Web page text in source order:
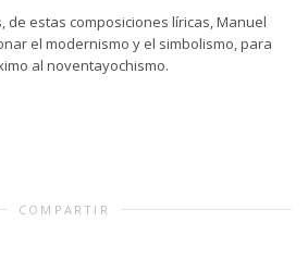
de estas composiciones líricas, Manuel
el modernismo y el simbolismo, para
al noventayochismo.
COMPARTIR